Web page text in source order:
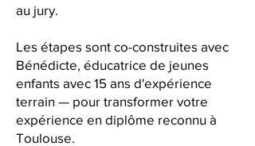
au jury.
Les étapes sont co-construites avec
Bénédicte, éducatrice de jeunes
enfants avec 15 ans d'expérience
terrain — pour transformer votre
expérience en diplôme reconnu à
Toulouse.